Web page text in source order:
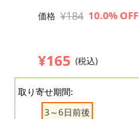
価格 ¥184 10.0% OFF
¥165 (税込)
取り寄せ期間:
3～6日前後